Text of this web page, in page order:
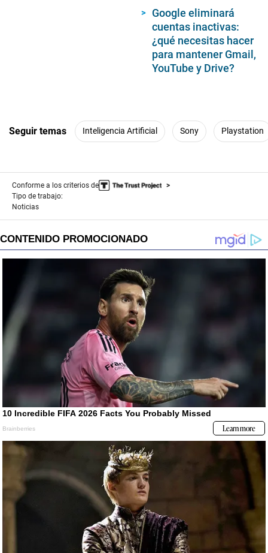
Google eliminará
cuentas inactivas:
¿qué necesitas hacer
para mantener Gmail,
YouTube y Drive?
Seguir temas Inteligencia Artificial Sony Playstation
Conforme a los criterios de
Tipo de trabajo:
Noticias